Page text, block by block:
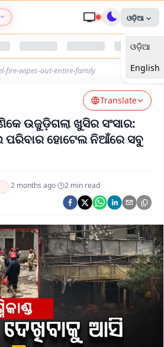
Nari Shakti
Health Connect
Chalo Dekhein Apna Desh
ଓଡ଼ିଆ
ଓଡ଼ିଆ
English
fire-wipes-out-entire-family
Translate
ଉଜୁଡ଼ିଗଲା ଖୁସିର ସଂସାର:
ପରିବାର ହୋଟେଲ ନିଆଁରେ ସବୁ
·2 months ago· 2 min read